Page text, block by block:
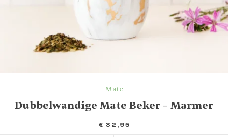
Mate
Dubbelwandige Mate Beker – Marmer
€ 32,95